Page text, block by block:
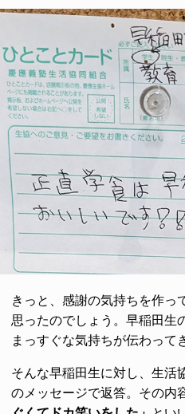
きっと、感謝の気持ちを作っ
思ったのでしょう。早稲田生
まっすぐな気持ちが伝わって
そんな早稲田生に対し、生活
のメッセージで返答。その内